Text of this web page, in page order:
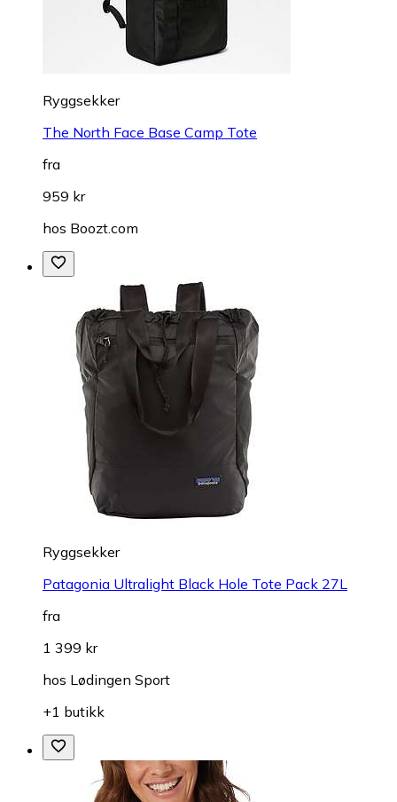
Ryggsekker
The North Face Base Camp Tote
fra
959 kr
hos Boozt.com
Ryggsekker
Patagonia Ultralight Black Hole Tote Pack 27L
fra
1 399 kr
hos Lødingen Sport
+1 butikk